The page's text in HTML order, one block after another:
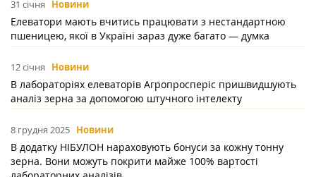
31 січня Новини
Елеватори мають вчитись працювати з нестандартною
пшеницею, якої в Україні зараз дуже багато — думка
12 січня Новини
В лабораторіях елеваторів Агропросперіс пришвидшують
аналіз зерна за допомогою штучного інтелекту
8 грудня 2025 Новини
В додатку НІБУЛОН нараховують бонуси за кожну тонну
зерна. Вони можуть покрити майже 100% вартості